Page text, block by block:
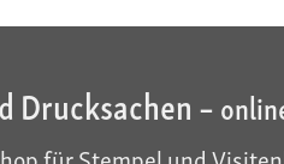
Drucksachen –